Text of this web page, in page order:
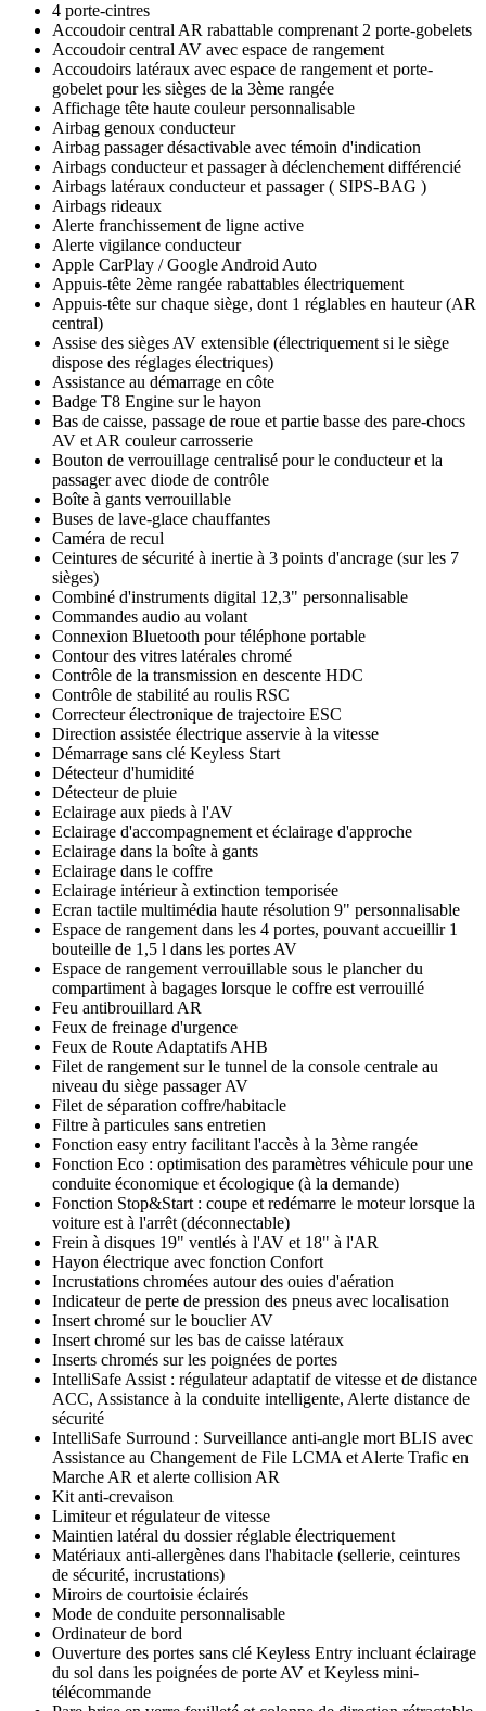
4 porte-cintres
Accoudoir central AR rabattable comprenant 2 porte-gobelets
Accoudoir central AV avec espace de rangement
Accoudoirs latéraux avec espace de rangement et porte-
gobelet pour les sièges de la 3ème rangée
Affichage tête haute couleur personnalisable
Airbag genoux conducteur
Airbag passager désactivable avec témoin d'indication
Airbags conducteur et passager à déclenchement différencié
Airbags latéraux conducteur et passager ( SIPS-BAG )
Airbags rideaux
Alerte franchissement de ligne active
Alerte vigilance conducteur
Apple CarPlay / Google Android Auto
Appuis-tête 2ème rangée rabattables électriquement
Appuis-tête sur chaque siège, dont 1 réglables en hauteur (AR
central)
Assise des sièges AV extensible (électriquement si le siège
dispose des réglages électriques)
Assistance au démarrage en côte
Badge T8 Engine sur le hayon
Bas de caisse, passage de roue et partie basse des pare-chocs
AV et AR couleur carrosserie
Bouton de verrouillage centralisé pour le conducteur et la
passager avec diode de contrôle
Boîte à gants verrouillable
Buses de lave-glace chauffantes
Caméra de recul
Ceintures de sécurité à inertie à 3 points d'ancrage (sur les 7
sièges)
Combiné d'instruments digital 12,3" personnalisable
Commandes audio au volant
Connexion Bluetooth pour téléphone portable
Contour des vitres latérales chromé
Contrôle de la transmission en descente HDC
Contrôle de stabilité au roulis RSC
Correcteur électronique de trajectoire ESC
Direction assistée électrique asservie à la vitesse
Démarrage sans clé Keyless Start
Détecteur d'humidité
Détecteur de pluie
Eclairage aux pieds à l'AV
Eclairage d'accompagnement et éclairage d'approche
Eclairage dans la boîte à gants
Eclairage dans le coffre
Eclairage intérieur à extinction temporisée
Ecran tactile multimédia haute résolution 9" personnalisable
Espace de rangement dans les 4 portes, pouvant accueillir 1
bouteille de 1,5 l dans les portes AV
Espace de rangement verrouillable sous le plancher du
compartiment à bagages lorsque le coffre est verrouillé
Feu antibrouillard AR
Feux de freinage d'urgence
Feux de Route Adaptatifs AHB
Filet de rangement sur le tunnel de la console centrale au
niveau du siège passager AV
Filet de séparation coffre/habitacle
Filtre à particules sans entretien
Fonction easy entry facilitant l'accès à la 3ème rangée
Fonction Eco : optimisation des paramètres véhicule pour une
conduite économique et écologique (à la demande)
Fonction Stop&Start : coupe et redémarre le moteur lorsque la
voiture est à l'arrêt (déconnectable)
Frein à disques 19" ventlés à l'AV et 18" à l'AR
Hayon électrique avec fonction Confort
Incrustations chromées autour des ouies d'aération
Indicateur de perte de pression des pneus avec localisation
Insert chromé sur le bouclier AV
Insert chromé sur les bas de caisse latéraux
Inserts chromés sur les poignées de portes
IntelliSafe Assist : régulateur adaptatif de vitesse et de distance
ACC, Assistance à la conduite intelligente, Alerte distance de
sécurité
IntelliSafe Surround : Surveillance anti-angle mort BLIS avec
Assistance au Changement de File LCMA et Alerte Trafic en
Marche AR et alerte collision AR
Kit anti-crevaison
Limiteur et régulateur de vitesse
Maintien latéral du dossier réglable électriquement
Matériaux anti-allergènes dans l'habitacle (sellerie, ceintures
de sécurité, incrustations)
Miroirs de courtoisie éclairés
Mode de conduite personnalisable
Ordinateur de bord
Ouverture des portes sans clé Keyless Entry incluant éclairage
du sol dans les poignées de porte AV et Keyless mini-
télécommande